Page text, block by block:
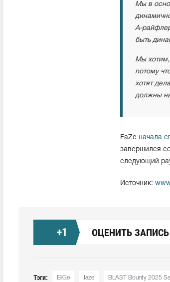
Мы в
A-
быть
Мы хотим,
потому
хотят
должны
FaZe начала
завершился
следующий
Источник:
+1 ОЦЕНИТЬ ЗАПИСЬ
Тэги: EliGe faze BLAST Bounty 2025